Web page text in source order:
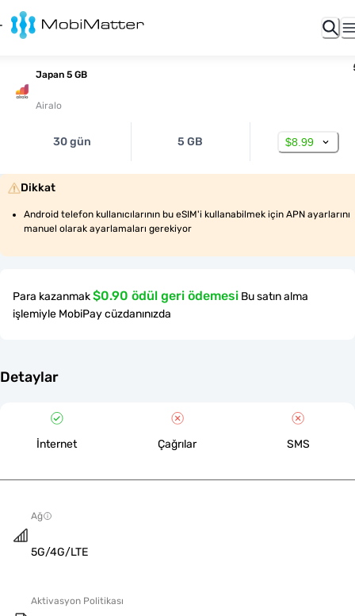
Japan 5 GB
Airalo
30 gün 5 GB $8.99
Dikkat
Android telefon kullanıcılarının bu eSIM'i kullanabilmek için APN ayarlarını
manuel olarak ayarlamaları gerekiyor
Para kazanmak$0.90 ödül geri ödemesi Bu satın alma
işlemiyle MobiPay cüzdanınızda
Detaylar
İnternet Çağrılar SMS
Ağ
5G/4G/LTE
Aktivasyon Politikası